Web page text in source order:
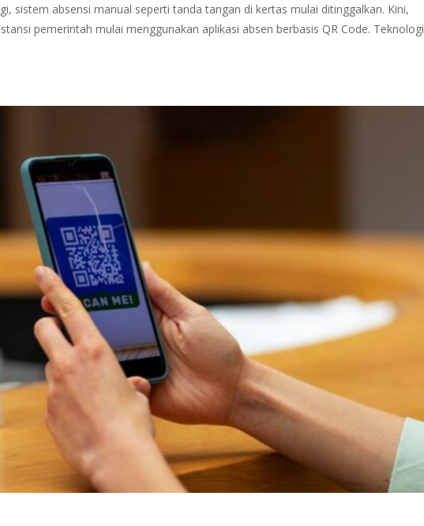
sistem absensi manual seperti tanda tangan di kertas mulai ditinggalkan. Kini,
pemerintah mulai menggunakan aplikasi absen berbasis QR Code. Teknologi